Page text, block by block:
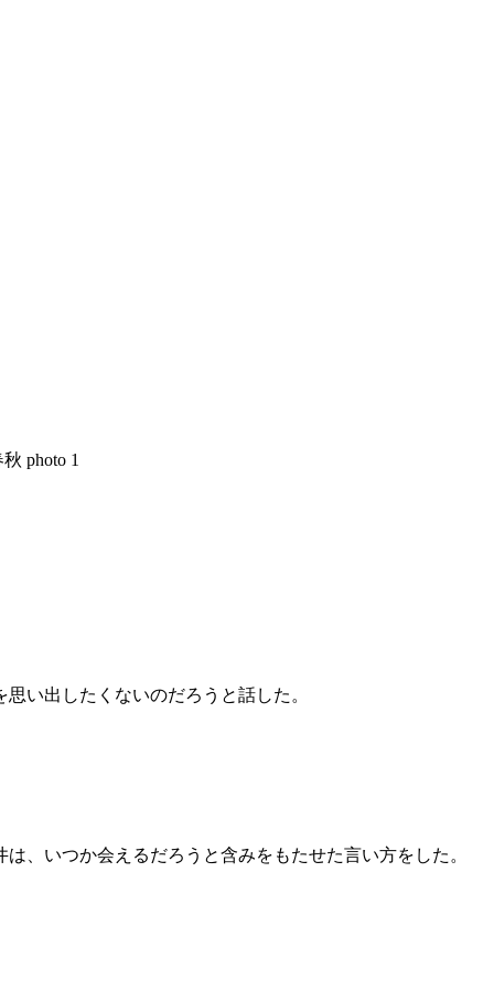
い出したくないのだろうと話した。
、いつか会えるだろうと含みをもたせた言い方をした。